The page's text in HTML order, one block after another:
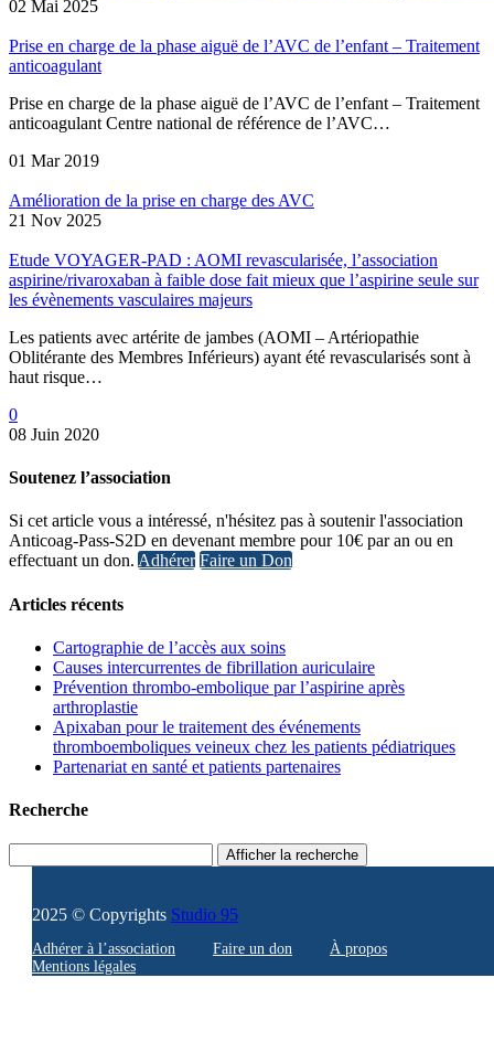
02 Mai 2025
Prise en charge de la phase aiguë de l’AVC de l’enfant – Traitement
anticoagulant
Prise en charge de la phase aiguë de l’AVC de l’enfant – Traitement
anticoagulant Centre national de référence de l’AVC…
01 Mar 2019
Amélioration de la prise en charge des AVC
21 Nov 2025
Etude VOYAGER-PAD : AOMI revascularisée, l’association
aspirine/rivaroxaban à faible dose fait mieux que l’aspirine seule sur
les évènements vasculaires majeurs
Les patients avec artérite de jambes (AOMI – Artériopathie
Oblitérante des Membres Inférieurs) ayant été revascularisés sont à
haut risque…
0
08 Juin 2020
Soutenez l’association
Si cet article vous a intéressé, n'hésitez pas à soutenir l'association
Anticoag-Pass-S2D en devenant membre pour 10€ par an ou en
effectuant un don. Adhérer Faire un Don
Articles récents
Cartographie de l’accès aux soins
Causes intercurrentes de fibrillation auriculaire
Prévention thrombo-embolique par l’aspirine après
arthroplastie
Apixaban pour le traitement des événements
thromboemboliques veineux chez les patients pédiatriques
Partenariat en santé et patients partenaires
Recherche
Afficher la recherche
2025 © Copyrights Studio 95
Adhérer à l’association Faire un don
À propos
Mentions légales